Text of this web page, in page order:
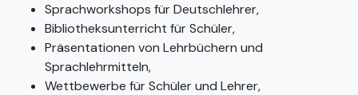
Sprachworkshops für Deutschlehrer,
Bibliotheksunterricht für Schüler,
Präsentationen von Lehrbüchern und
Sprachlehrmitteln,
Wettbewerbe für Schüler und Lehrer,